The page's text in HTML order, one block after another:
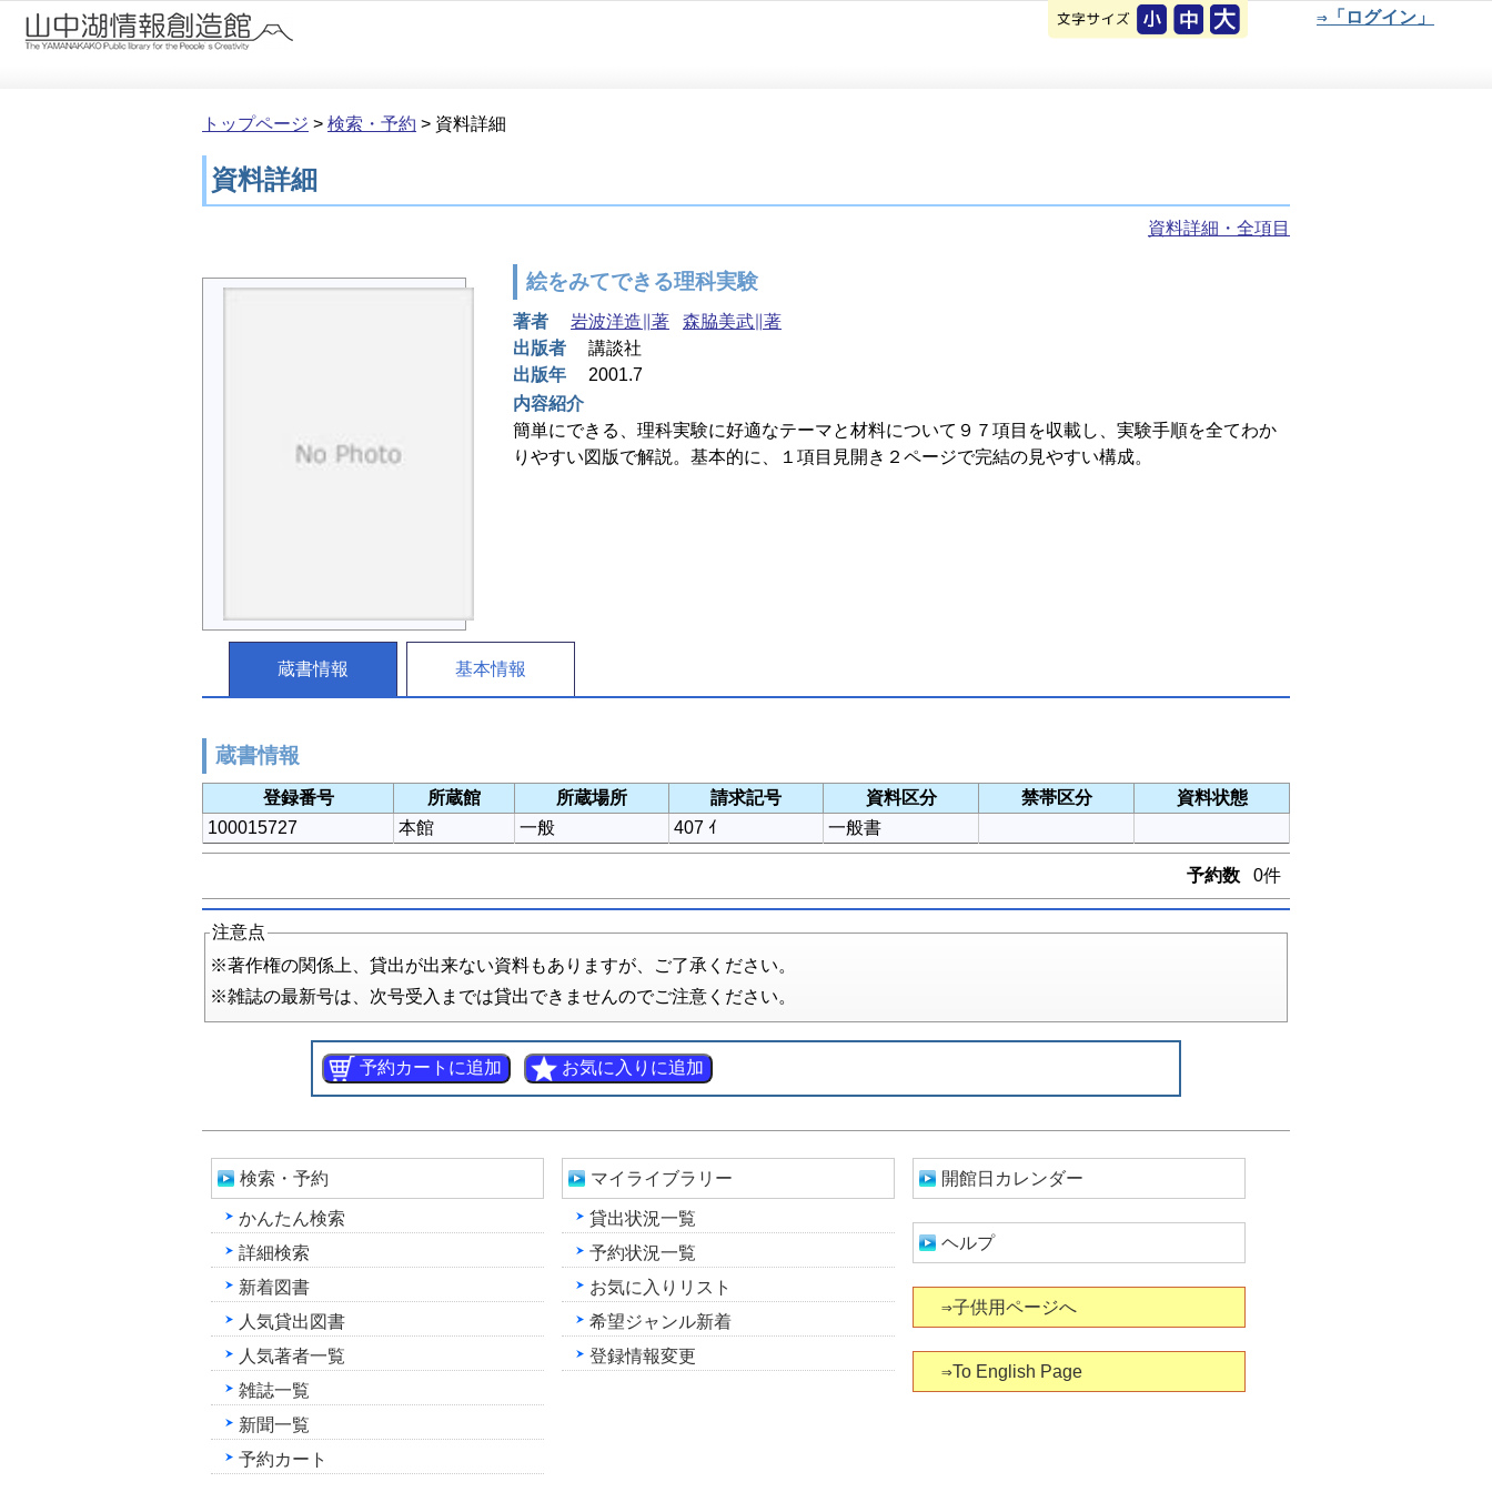
本文へ移動 ⇒「ログイン」
トップページ > 検索・予約 > 資料詳細
資料詳細
資料詳細・全項目
絵をみてできる理科実験
著者 岩波洋造∥著
森脇美武∥著
出版者
講談社
出版年
2001.7
内容紹介
簡単にできる、理科実験に好適なテーマと材料について９７項目を収載し、実験手順を全てわか
りやすい図版で解説。基本的に、１項目見開き２ページで完結の見やすい構成。
蔵書情報 基本情報
蔵書情報
登録番号 所蔵館 所蔵場所 請求記号 資料区分 禁帯区分
資料状態
100015727
本館 一般 407 ｲ 一般書
予約数 0件
注意点
※著作権の関係上、貸出が出来ない資料もありますが、ご了承ください。
※雑誌の最新号は、次号受入までは貸出できませんのでご注意ください。
検索・予約
かんたん検索
詳細検索
新着図書
人気貸出図書
人気著者一覧
雑誌一覧
新聞一覧
予約カート
マイライブラリー
貸出状況一覧
予約状況一覧
お気に入りリスト
希望ジャンル新着
登録情報変更
開館日カレンダー
ヘルプ
⇒子供用ページへ
⇒To English Page